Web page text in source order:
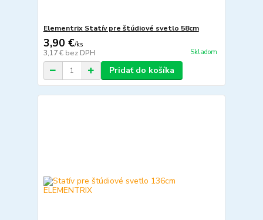
Elementrix Statív pre štúdiové svetlo 58cm
3,90 €/ks
3,17 € bez DPH Skladom
Pridať do košíka